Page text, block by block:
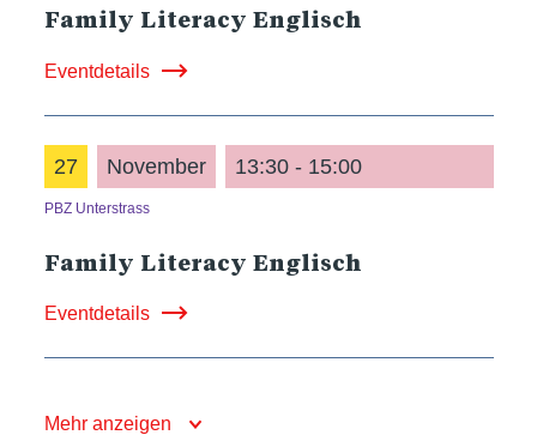
Family Literacy Englisch
Eventdetails
27 November 13:30 - 15:00
PBZ Unterstrass
Family Literacy Englisch
Eventdetails
Mehr anzeigen